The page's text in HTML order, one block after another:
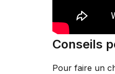
Conseils
Pour faire un